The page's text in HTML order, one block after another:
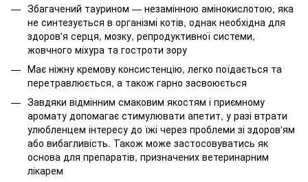
Збагачений таурином — незамінною амінокислотою, яка
не синтезується в організмі котів, однак необхідна для
здоров'я серця, мозку, репродуктивної системи,
жовчного міхура та гостроти зору
Має ніжну кремову консистенцію, легко поїдається та
перетравлюється, а також гарно засвоюється
Завдяки відмінним смаковим якостям і приємному
аромату допомагає стимулювати апетит, у разі втрати
улюбленцем інтересу до їжі через проблеми зі здоров'ям
або вибагливість. Також може застосовуватись як
основа для препаратів, призначених ветеринарним
лікарем